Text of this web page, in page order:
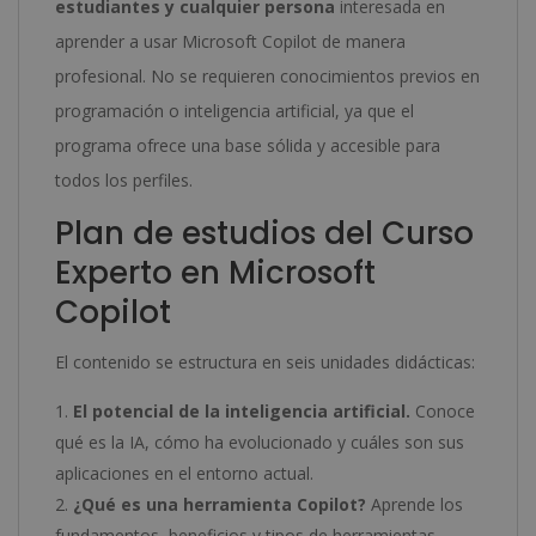
estudiantes y cualquier persona interesada en
aprender a usar Microsoft Copilot de manera
profesional. No se requieren conocimientos previos en
programación o inteligencia artificial, ya que el
programa ofrece una base sólida y accesible para
todos los perfiles.
Plan de estudios del Curso
Experto en Microsoft
Copilot
El contenido se estructura en seis unidades didácticas:
El potencial de la inteligencia artificial. Conoce
qué es la IA, cómo ha evolucionado y cuáles son sus
aplicaciones en el entorno actual.
¿Qué es una herramienta Copilot? Aprende los